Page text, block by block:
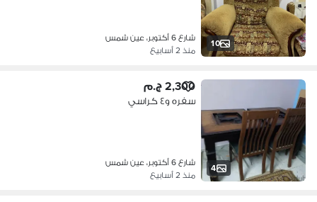
10
شارع 6 أكتوبر، عين شمس
منذ 2 أسابيع
4
2,300 ج.م
سفره و٤ كراسي
شارع 6 أكتوبر، عين شمس
منذ 2 أسابيع